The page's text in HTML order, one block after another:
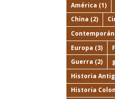
América (1)
China (2)
Europa (3)
Guerra (2)
Historia
Historia